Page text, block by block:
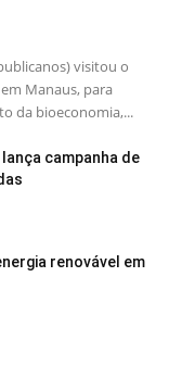
visitou o
Manaus, para
da bioeconomia,...
campanha de
renovável em